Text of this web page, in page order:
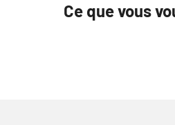
Ce que vous